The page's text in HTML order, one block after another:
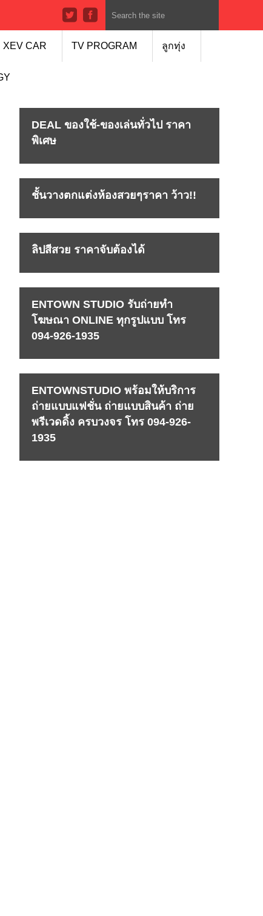
XEV CAR TV PROGRAM ลูกทุ่ง
DEAL ของใช้-ของเล่นทั่วไป ราคา
พิเศษ
ชั้นวางตกแต่งห้องสวยๆราคา ว้าว!!
ลิปสีสวย ราคาจับต้องได้
ENTOWN STUDIO รับถ่ายทำ
โฆษณา ONLINE ทุกรูปแบบ โทร
094-926-1935
ENTOWNSTUDIO พร้อมให้บริการ
ถ่ายแบบแฟชั่น ถ่ายแบบสินค้า ถ่าย
พรีเวดดิ้ง ครบวงจร โทร 094-926-
1935